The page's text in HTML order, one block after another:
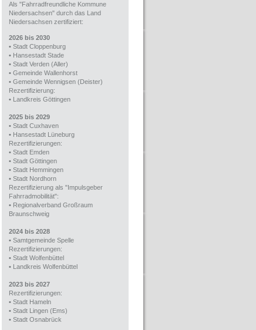
Als "Fahrradfreundliche Kommune
Niedersachsen" durch das Land
Niedersachsen zertifiziert:
2026 bis 2030
• Stadt Cloppenburg
• Hansestadt Stade
• Stadt Verden (Aller)
• Gemeinde Wallenhorst
• Gemeinde Wennigsen (Deister)
Rezertifizierung:
• Landkreis Göttingen
2025 bis 2029
• Stadt Cuxhaven
• Hansestadt Lüneburg
Rezertifizierungen:
• Stadt Emden
• Stadt Göttingen
• Stadt Hemmingen
• Stadt Nordhorn
Rezertifizierung als "Impulsgeber
Fahrradmobilität":
• Regionalverband Großraum
Braunschweig
2024 bis 2028
• Samtgemeinde Spelle
Rezertifizierungen:
• Stadt Wolfenbüttel
• Landkreis Wolfenbüttel
2023 bis 2027
Rezertifizierungen:
•Stadt Hameln
•Stadt Lingen (Ems)
•Stadt Osnabrück